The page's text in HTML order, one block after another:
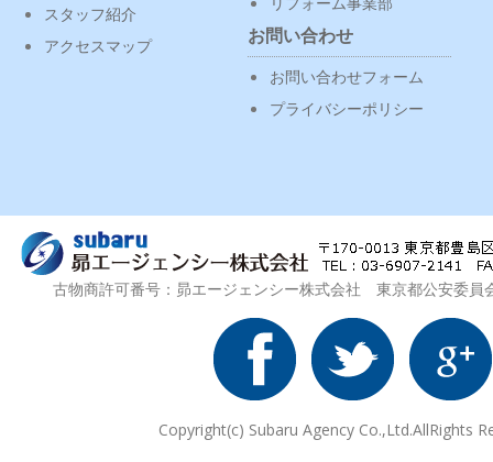
スタッフ紹介
アクセスマップ
お問い合わせ
お問い合わせフォーム
プライバシーポリシー
古物商許可番号：昴エージェンシー株式会社 東京都公安委
Copyright(c) Subaru Agency Co.,Ltd.AllRights